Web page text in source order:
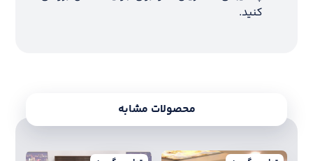
کنید.
محصولات مشابه